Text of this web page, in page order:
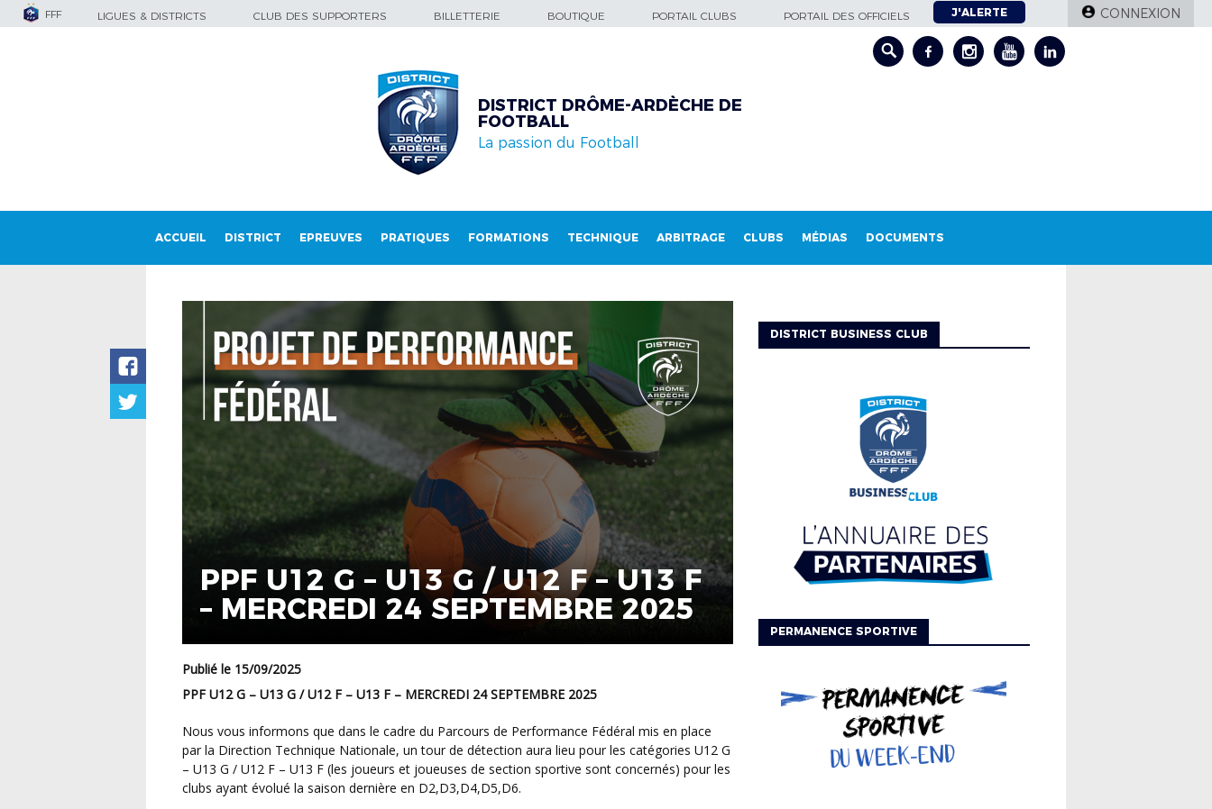
FFF LIGUES & DISTRICTS CLUB DES SUPPORTERS BILLETTERIE BOUTIQUE PORTAIL CLUBS PORTAIL DES OFFICIELS J'ALERTE CONNEXION
DISTRICT DRÔME-ARDÈCHE DE
FOOTBALL
La passion du Football
ACCUEIL DISTRICT EPREUVES PRATIQUES FORMATIONS TECHNIQUE ARBITRAGE CLUBS MÉDIAS DOCUMENTS
PPF U12 G – U13 G / U12 F – U13 F
– MERCREDI 24 SEPTEMBRE 2025
Publié le 15/09/2025
PPF U12 G – U13 G / U12 F – U13 F – MERCREDI 24 SEPTEMBRE 2025
Nous vous informons que dans le cadre du Parcours de Performance Fédéral mis en place
par la Direction Technique Nationale, un tour de détection aura lieu pour les catégories U12 G
– U13 G / U12 F – U13 F (les joueurs et joueuses de section sportive sont concernés) pour les
clubs ayant évolué la saison dernière en D2,D3,D4,D5,D6.
DISTRICT BUSINESS CLUB
PERMANENCE SPORTIVE